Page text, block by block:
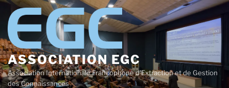
Aller
contenu
principal
ASSOCIATION EGC
Association Internationale Francophone d'Extraction et de Gestion
des Connaissances